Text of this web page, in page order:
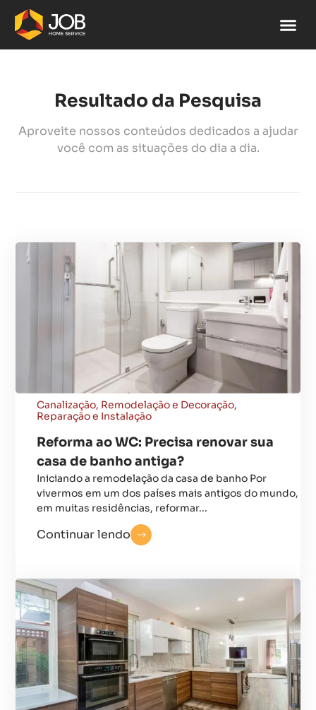
Resultado da Pesquisa
Aproveite nossos conteúdos dedicados a ajudar
você com as situações do dia a dia.
Canalização, Remodelação e Decoração,
Reparação e Instalação
Reforma ao WC: Precisa renovar sua
casa de banho antiga?
Iniciando a remodelação da casa de banho Por
vivermos em um dos países mais antigos do mundo,
em muitas residências, reformar...
Continuar lendo